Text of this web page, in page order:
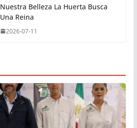
Nuestra Belleza La Huerta Busca
Una Reina
2026-07-11